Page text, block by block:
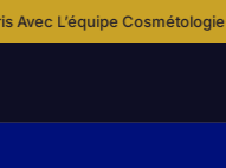
Cosmétologie·Disney+